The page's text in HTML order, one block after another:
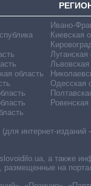
область
Ивано-
Киевская
Луганская
Львовская
Одесская
Ровенская
интернет-
а также
на